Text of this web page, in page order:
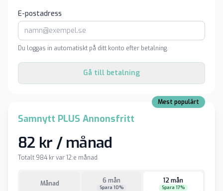
E-postadress
Du loggas in automatiskt på ditt konto efter betalning.
Gå till betalning
Mest populärt
Samnytt PLUS Annonsfritt
82 kr / månad
Totalt 984 kr var 12:e månad
Månad 6 mån
Spara 10%
12 mån
Spara 17%